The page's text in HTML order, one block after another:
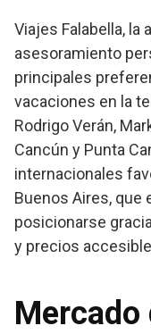
Viajes Falabella, la
asesoramiento
principales
vacaciones en la
Rodrigo Verán,
Cancún y Punta
internacionales
Buenos Aires, que
posicionarse
y precios
Mercado